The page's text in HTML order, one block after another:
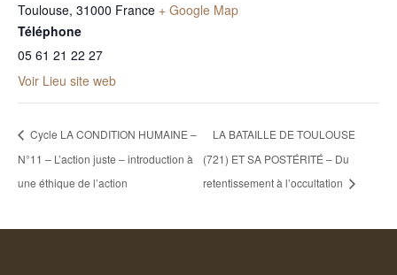
Toulouse, 31000 France + Google Map
Téléphone
05 61 21 22 27
Voir Lieu site web
Cycle LA CONDITION HUMAINE –
N°11 – L’action juste – introduction à
une éthique de l’action
LA BATAILLE DE TOULOUSE
(721) ET SA POSTÉRITÉ – Du
retentissement à l’occultation